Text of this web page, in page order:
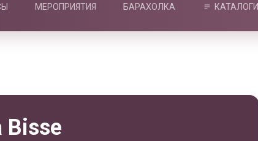
МЕРОПРИЯТИЯ БАРАХОЛКА КАТАЛОГИ
Bisse